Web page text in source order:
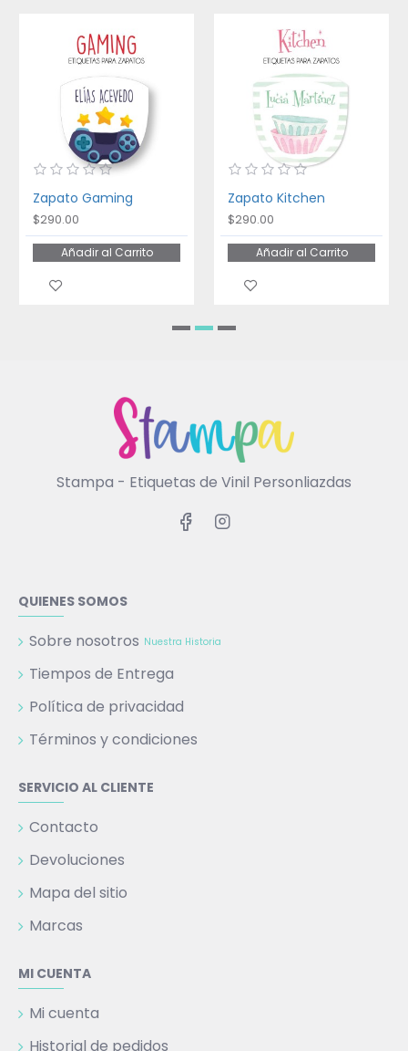
Zapato Gaming
$290.00
Añadir al Carrito
Zapato Kitchen
$290.00
Añadir al Carrito
Stampa - Etiquetas de Vinil Personliazdas
QUIENES SOMOS
Sobre nosotros Nuestra Historia
Tiempos de Entrega
Política de privacidad
Términos y condiciones
SERVICIO AL CLIENTE
Contacto
Devoluciones
Mapa del sitio
Marcas
MI CUENTA
Mi cuenta
Historial de pedidos